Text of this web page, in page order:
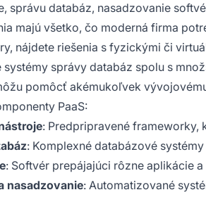
správu databáz, nasadzovanie
majú všetko, čo moderná firma
nájdete riešenia s fyzickými či
systémy správy databáz spolu s
pomôcť akémukoľvek
PaaS:
: Predpripravené frameworky,
: Komplexné databázové
: Softvér prepájajúci rôzne aplikácie
nasadzovanie: Automatizované